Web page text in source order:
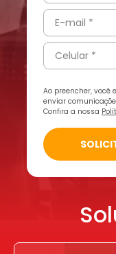
Ao preencher, você
enviar
Confira a nossa